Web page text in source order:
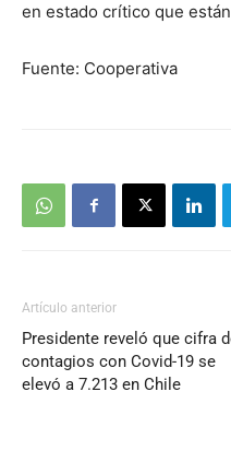
en estado crítico que
Fuente: Cooperativa
Artículo anterior
Presidente reveló que cifra
contagios con Covid-19 se
elevó a 7.213 en Chile